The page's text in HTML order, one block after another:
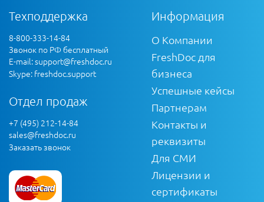
Техподдержка
8-800-333-14-84
Звонок по РФ бесплатный
E-mail:support@freshdoc.ru
Skype: freshdoc.support
Отдел продаж
+7 (495) 212-14-84
sales@freshdoc.ru
Заказать звонок
Информация
О Компании
FreshDoc для
бизнеса
Успешные кейсы
Партнерам
Контакты и
реквизиты
Для СМИ
Лицензии и
сертификаты